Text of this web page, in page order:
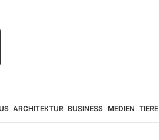
ARCHITEKTUR BUSINESS MEDIEN TIERE